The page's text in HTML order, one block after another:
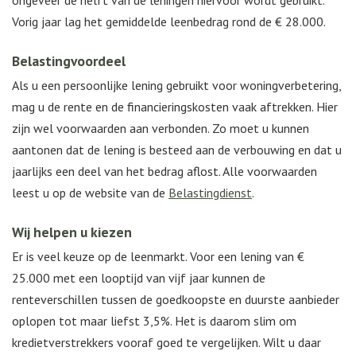
Vorig jaar lag het gemiddelde leenbedrag rond de € 28.000.
Belastingvoordeel
Als u een persoonlijke lening gebruikt voor woningverbetering,
mag u de rente en de financieringskosten vaak aftrekken. Hier
zijn wel voorwaarden aan verbonden. Zo moet u kunnen
aantonen dat de lening is besteed aan de verbouwing en dat u
jaarlijks een deel van het bedrag aflost. Alle voorwaarden
leest u op de website van de Belastingdienst.
Wij helpen u kiezen
Er is veel keuze op de leenmarkt. Voor een lening van €
25.000 met een looptijd van vijf jaar kunnen de
renteverschillen tussen de goedkoopste en duurste aanbieder
oplopen tot maar liefst 3,5%. Het is daarom slim om
kredietverstrekkers vooraf goed te vergelijken. Wilt u daar